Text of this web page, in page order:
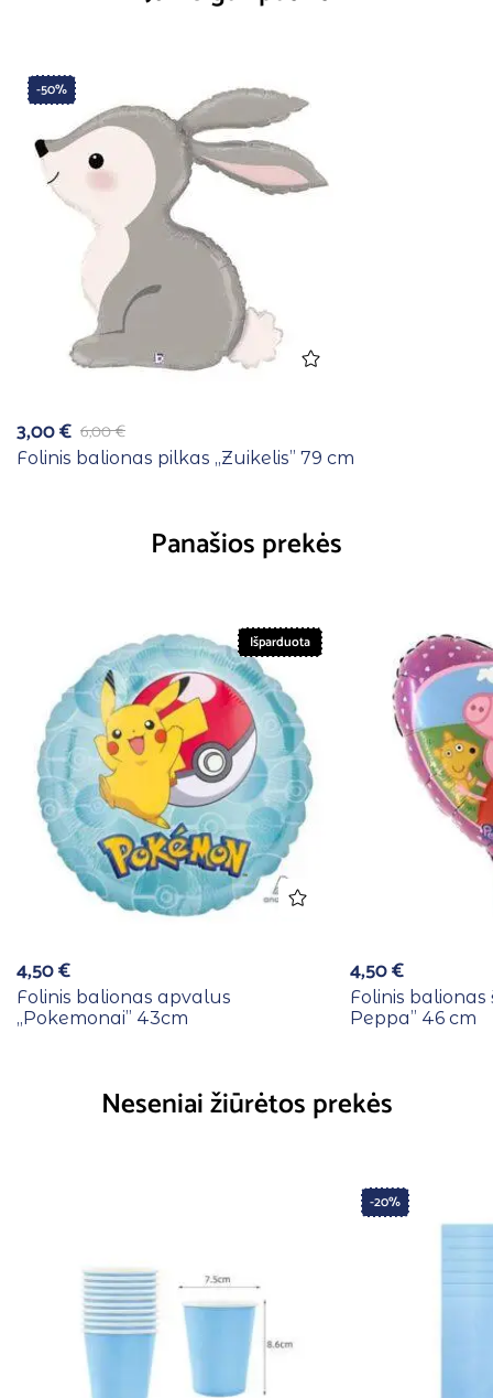
-50%
6,00€
3,00€
Folinis balionas pilkas ,,Zuikelis” 79 cm
Panašios prekės
Išparduota
4,50€
Folinis balionas apvalus
,,Pokemonai” 43cm
4,50€
Folinis
Peppa” 46 cm
Neseniai žiūrėtos prekės
-20%